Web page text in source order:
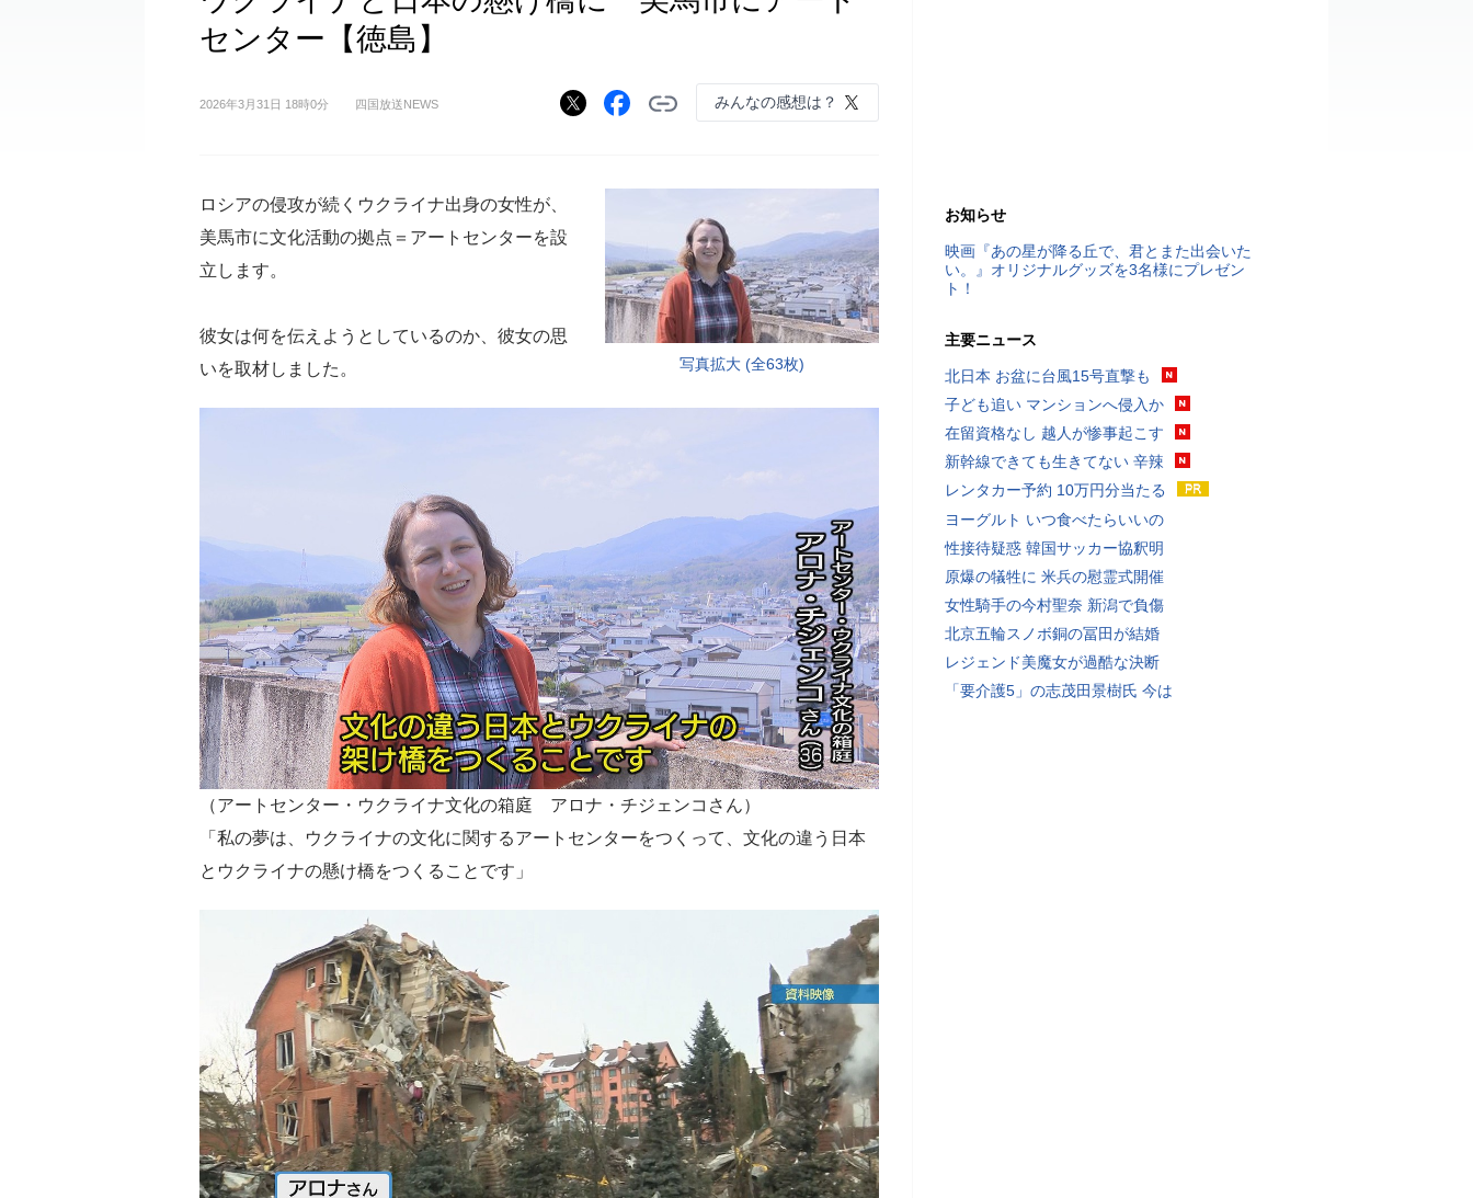
センター【徳島】
2026年3月31日 18時0分 四国放送NEWS みんなの感想は？
写真拡大 (全63枚)
ロシアの侵攻が続くウクライナ出身の女性が、
美馬市に文化活動の拠点＝アートセンターを設
立します。
彼女は何を伝えようとしているのか、彼女の思
いを取材しました。
（アートセンター・ウクライナ文化の箱庭 アロナ・チジェンコさん）
「私の夢は、ウクライナの文化に関するアートセンターをつくって、文化の違う日本
とウクライナの懸け橋をつくることです」
お知らせ
映画『あの星が降る丘で、君とまた出会いた
い。』オリジナルグッズを3名様にプレゼン
ト！
主要ニュース
北日本 お盆に台風15号直撃も
子ども追い マンションへ侵入か
在留資格なし 越人が惨事起こす
新幹線できても生きてない 辛辣
レンタカー予約 10万円分当たる
ヨーグルト いつ食べたらいいの
性接待疑惑 韓国サッカー協釈明
原爆の犠牲に 米兵の慰霊式開催
女性騎手の今村聖奈 新潟で負傷
北京五輪スノボ銅の冨田が結婚
レジェンド美魔女が過酷な決断
「要介護5」の志茂田景樹氏 今は